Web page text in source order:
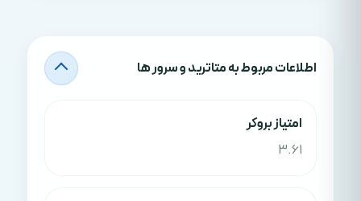
اطلاعات مربوط به متاترید و سرور ها
امتياز بروکر
3.61